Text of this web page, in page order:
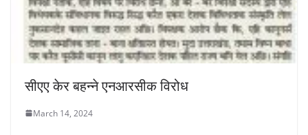
सीएए केर बहन्ने एनआरसीक विरोध
March 14, 2024